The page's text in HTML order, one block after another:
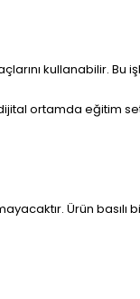
kullanabilir. Bu
ortamda eğitim
Ürün